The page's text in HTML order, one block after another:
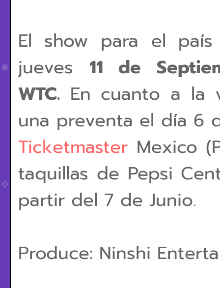
El show para el
jueves 11 de
WTC. En cuanto a la
una preventa el día 6
Ticketmaster Mexico
taquillas de Pepsi
partir del 7 de Junio.
Produce: Ninshi